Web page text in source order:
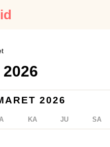
2026
KA JU SA